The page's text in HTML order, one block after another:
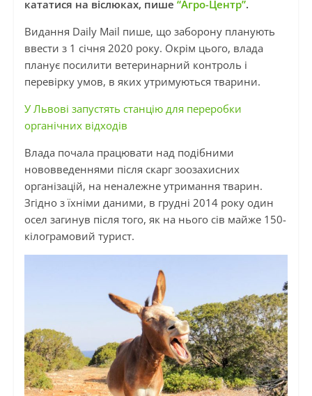
кататися на віслюках, пише “Агро-Центр”.
Видання Daily Mail пише, що заборону планують
ввести з 1 січня 2020 року. Окрім цього, влада
планує посилити ветеринарний контроль і
перевірку умов, в яких утримуються тварини.
У Львові запустять станцію для переробки
органічних відходів
Влада почала працювати над подібними
нововведеннями після скарг зоозахисних
організацій, на неналежне утримання тварин.
Згідно з їхніми даними, в грудні 2014 року один
осел загинув після того, як на нього сів майже 150-
кілограмовий турист.